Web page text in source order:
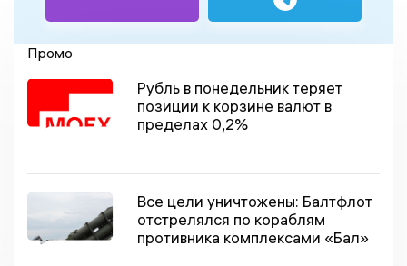
Промо
Рубль в понедельник теряет
позиции к корзине валют в
пределах 0,2%
Все цели уничтожены: Балтфлот
отстрелялся по кораблям
противника комплексами «Бал»